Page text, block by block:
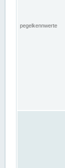
pegelkennwerte